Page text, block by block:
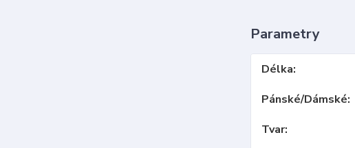
Parametry
Délka
Pánské/Dámské
Tvar